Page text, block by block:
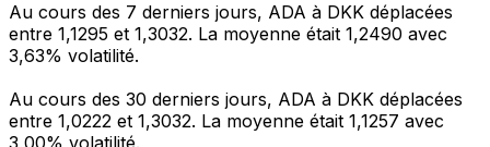
Au cours des 7 derniers jours, ADA à DKK déplacées
entre 1,1295 et 1,3032. La moyenne était 1,2490 avec
3,63% volatilité.
Au cours des 30 derniers jours, ADA à DKK déplacées
entre 1,0222 et 1,3032. La moyenne était 1,1257 avec